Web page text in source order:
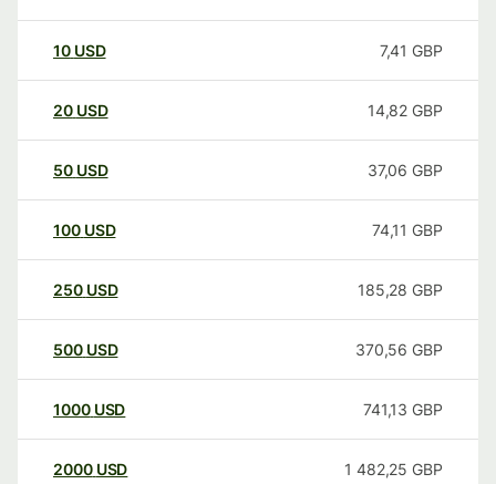
10 USD 7,41 GBP
20 USD 14,82 GBP
50 USD 37,06 GBP
100 USD 74,11 GBP
250 USD 185,28 GBP
500 USD 370,56 GBP
1000 USD 741,13 GBP
2000 USD 1 482,25 GBP